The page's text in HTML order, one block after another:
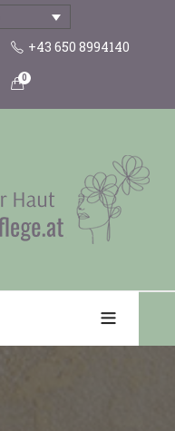
+43 650 8994140
0